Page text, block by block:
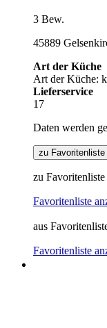
3 Bew.
45889
Art der Küche
Art der Küche:
Lieferservice
17
Daten werden
zu
zu
Favoritenliste
aus
Favoritenliste